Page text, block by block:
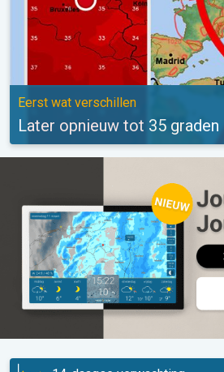
Eerst wat verschillen
Later opnieuw tot 35 graden